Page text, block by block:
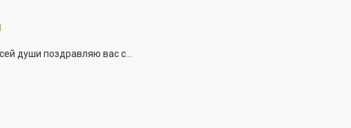
души поздравляю вас с...